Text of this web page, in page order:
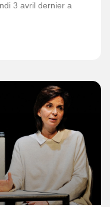
3 avril dernier a